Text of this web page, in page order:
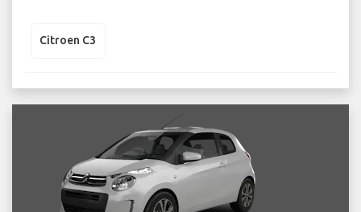
Citroen C3